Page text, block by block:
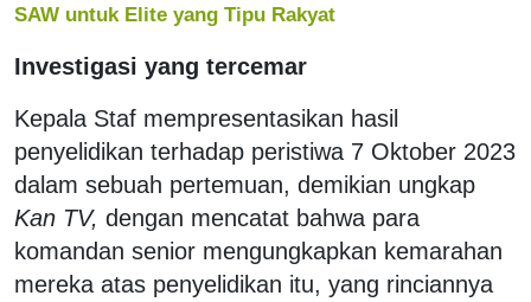
SAW untuk Elite yang Tipu Rakyat
Investigasi yang tercemar
Kepala Staf mempresentasikan hasil
penyelidikan terhadap peristiwa 7 Oktober 2023
dalam sebuah pertemuan, demikian ungkap
Kan TV, dengan mencatat bahwa para
komandan senior mengungkapkan kemarahan
mereka atas penyelidikan itu, yang rinciannya